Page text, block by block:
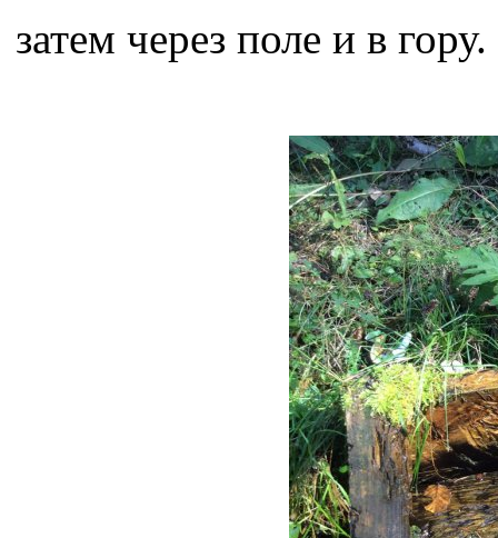
затем через поле и в гору.